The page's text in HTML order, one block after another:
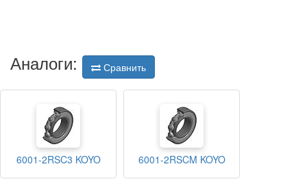
Аналоги: Сравнить
6001-2RSC3 KOYO 6001-2RSCM KOYO